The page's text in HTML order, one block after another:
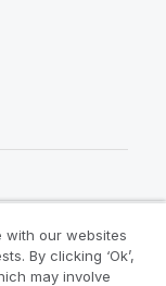
with our websites
By clicking ‘Ok’,
may involve